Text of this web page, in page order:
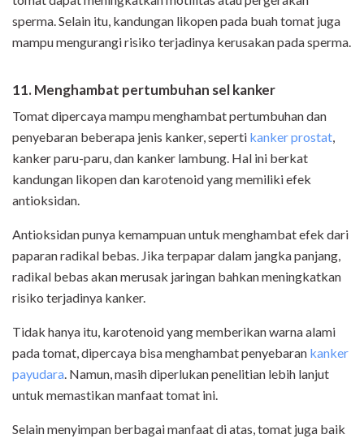
sperma. Selain itu, kandungan likopen pada buah tomat juga
mampu mengurangi risiko terjadinya kerusakan pada sperma.
11. Menghambat pertumbuhan sel kanker
Tomat dipercaya mampu menghambat pertumbuhan dan
penyebaran beberapa jenis kanker, seperti kanker prostat,
kanker paru-paru, dan kanker lambung. Hal ini berkat
kandungan likopen dan karotenoid yang memiliki efek
antioksidan.
Antioksidan punya kemampuan untuk menghambat efek dari
paparan radikal bebas. Jika terpapar dalam jangka panjang,
radikal bebas akan merusak jaringan bahkan meningkatkan
risiko terjadinya kanker.
Tidak hanya itu, karotenoid yang memberikan warna alami
pada tomat, dipercaya bisa menghambat penyebaran kanker
payudara. Namun, masih diperlukan penelitian lebih lanjut
untuk memastikan manfaat tomat ini.
Selain menyimpan berbagai manfaat di atas, tomat juga baik